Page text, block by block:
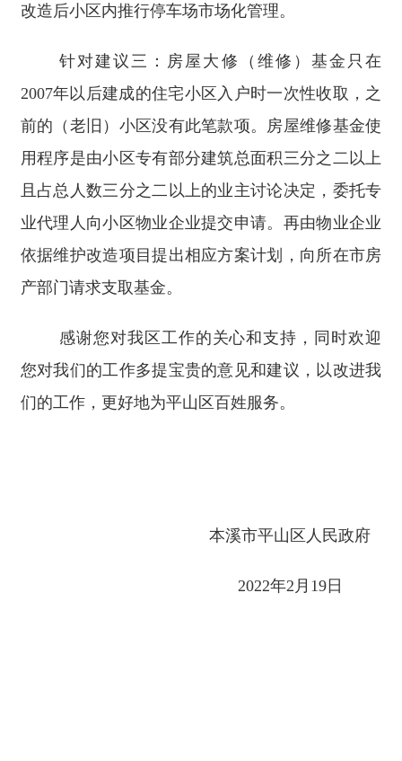
改造后小区内推行停车场市场化管理。
针对建议三：房屋大修（维修）基金只在
2007年以后建成的住宅小区入户时一次性收取，之
前的（老旧）小区没有此笔款项。房屋维修基金使
用程序是由小区专有部分建筑总面积三分之二以上
且占总人数三分之二以上的业主讨论决定，委托专
业代理人向小区物业企业提交申请。再由物业企业
依据维护改造项目提出相应方案计划，向所在市房
产部门请求支取基金。
感谢您对我区工作的关心和支持，同时欢迎
您对我们的工作多提宝贵的意见和建议，以改进我
们的工作，更好地为平山区百姓服务。
本溪市平山区人民政府
2022年2月19日